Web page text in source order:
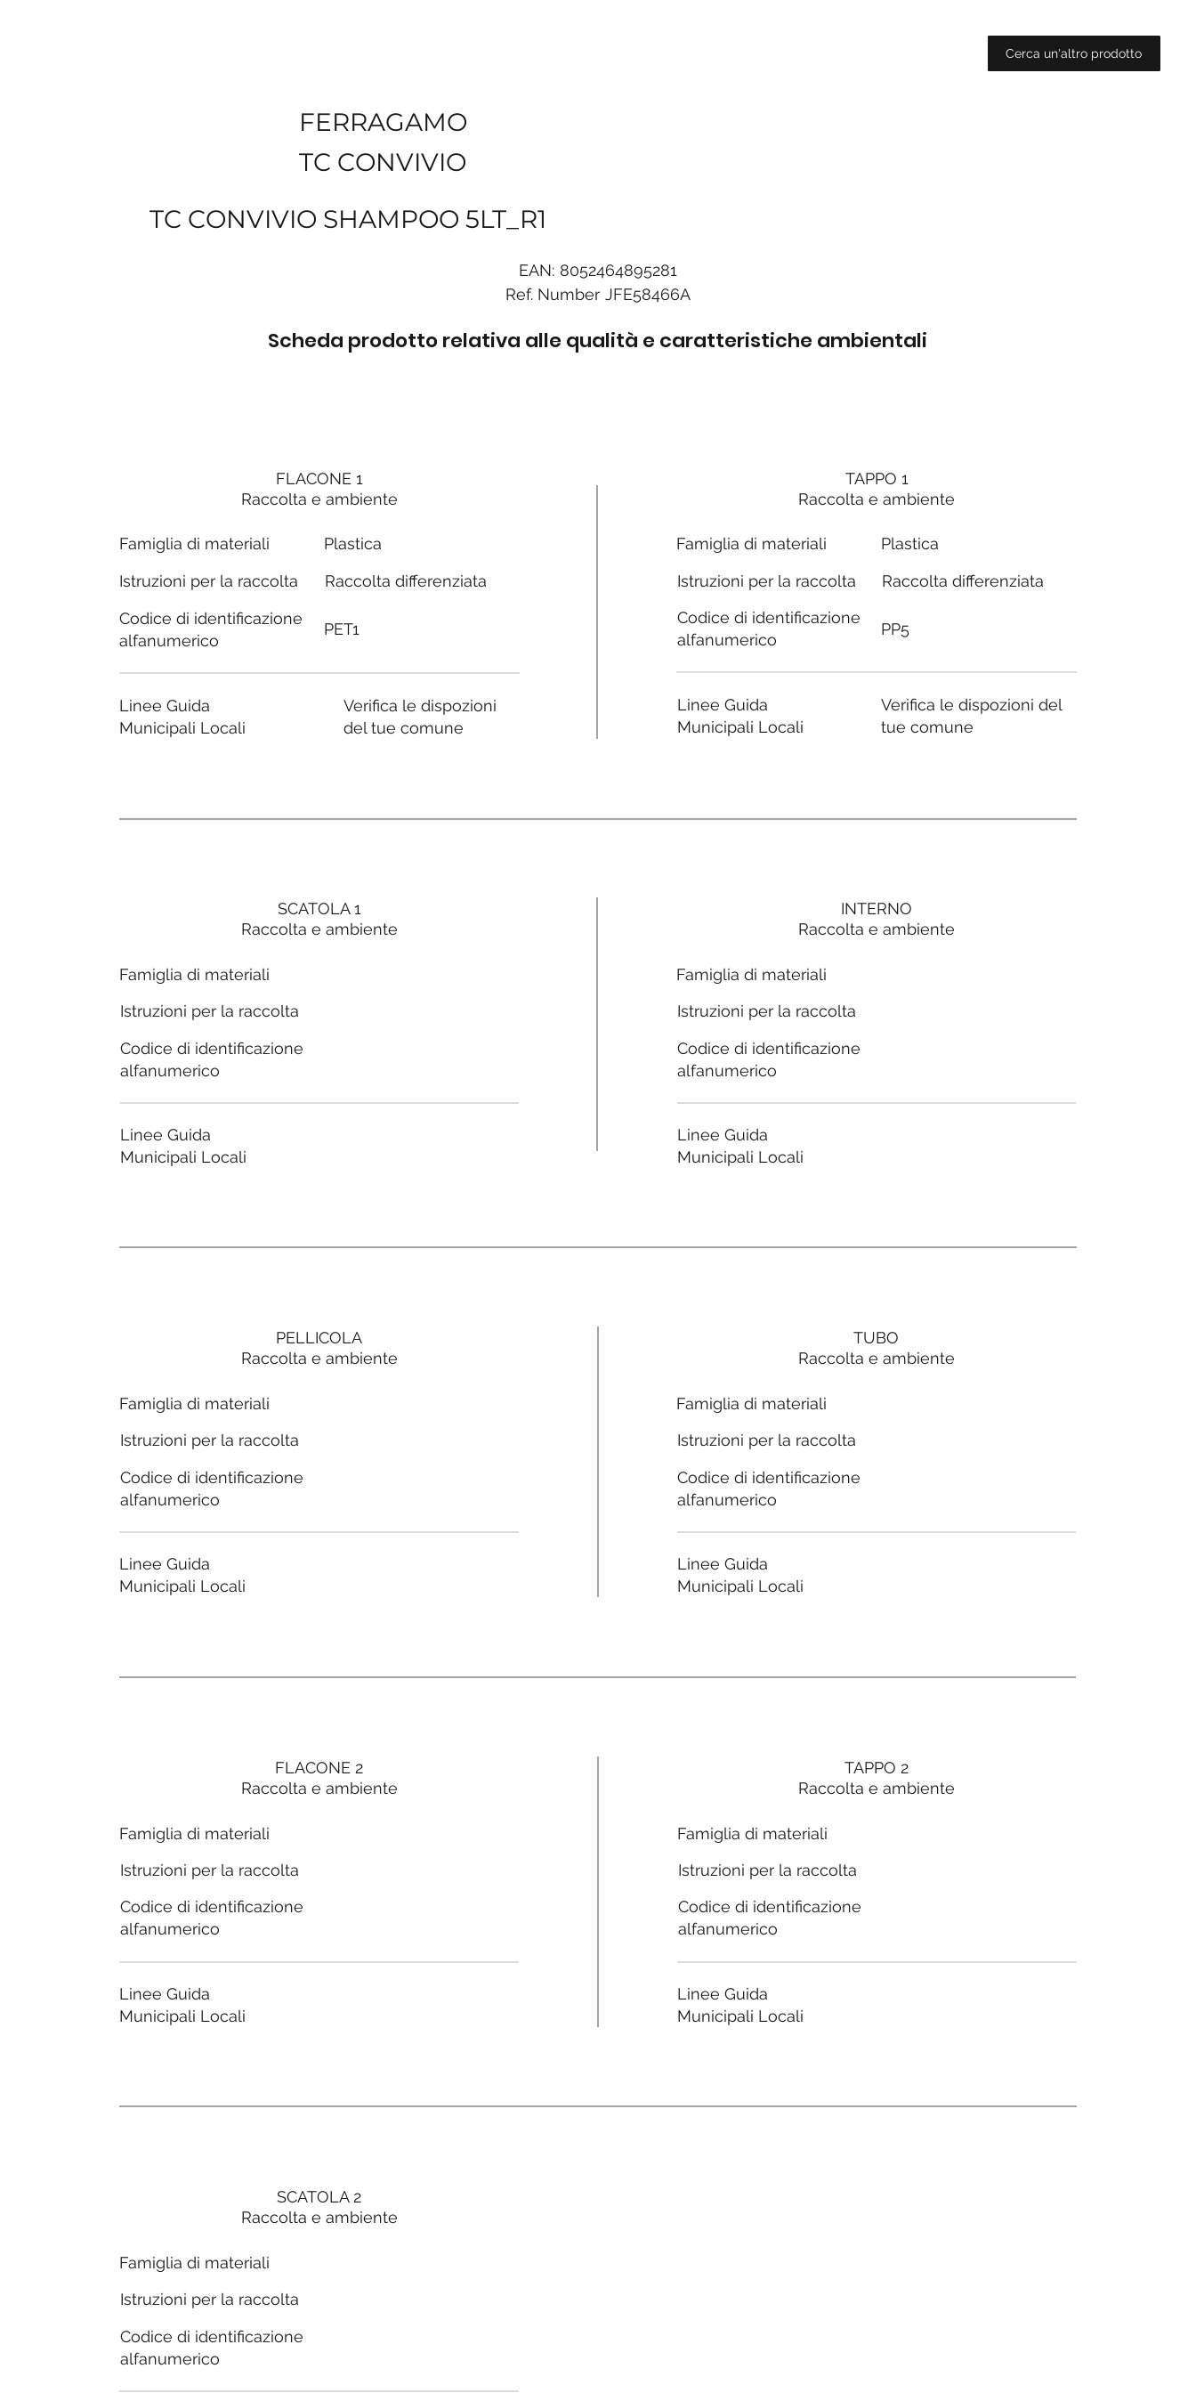
Cerca un'altro prodotto
FERRAGAMO
TC CONVIVIO
TC CONVIVIO SHAMPOO 5LT_R1
EAN: 8052464895281
Ref. Number JFE58466A
Scheda prodotto relativa alle qualità e caratteristiche ambientali
FLACONE 1
Raccolta e ambiente
Famiglia di materiali
Istruzioni per la raccolta
Codice di identificazione
alfanumerico
Linee Guida
Municipali Locali
Plastica
Raccolta differenziata
PET1
Verifica le dispozioni
del tue comune
SCATOLA 1
Raccolta e ambiente
Famiglia di materiali
Istruzioni per la raccolta
Codice di identificazione
alfanumerico
Linee Guida
Municipali Locali
PELLICOLA
Raccolta e ambiente
Famiglia di materiali
Istruzioni per la raccolta
Codice di identificazione
alfanumerico
Linee Guida
Municipali Locali
FLACONE 2
Raccolta e ambiente
Famiglia di materiali
Istruzioni per la raccolta
Codice di identificazione
alfanumerico
Linee Guida
Municipali Locali
SCATOLA 2
Raccolta e ambiente
Famiglia di materiali
Istruzioni per la raccolta
Codice di identificazione
alfanumerico
TAPPO 1
Raccolta e ambiente
Famiglia di materiali
Istruzioni per la raccolta
Codice di identificazione
alfanumerico
Linee Guida
Municipali Locali
Plastica
Raccolta differenziata
PP5
Verifica le dispozioni del
tue comune
INTERNO
Raccolta e ambiente
Famiglia di materiali
Istruzioni per la raccolta
Codice di identificazione
alfanumerico
Linee Guida
Municipali Locali
TUBO
Raccolta e ambiente
Famiglia di materiali
Istruzioni per la raccolta
Codice di identificazione
alfanumerico
Linee Guida
Municipali Locali
TAPPO 2
Raccolta e ambiente
Famiglia di materiali
Istruzioni per la raccolta
Codice di identificazione
alfanumerico
Linee Guida
Municipali Locali